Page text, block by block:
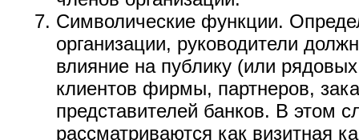
Символические функции.
организации, руководители
влияние на публику (или
клиентов фирмы, партнеров,
представителей банков. В этом
рассматриваются как визитная